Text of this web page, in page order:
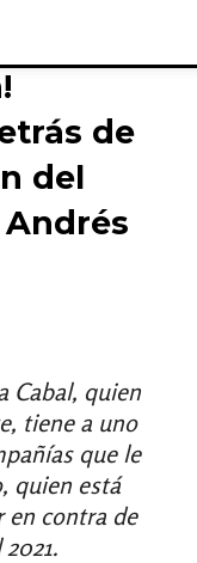
de
del
Cabal, quien
tiene a uno
que le
quien está
en contra de